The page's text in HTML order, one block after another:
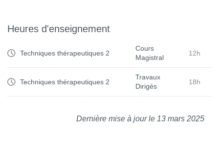
Heures d'enseignement
Techniques thérapeutiques 2
Cours
Magistral
12h
Techniques thérapeutiques 2
Travaux
Dirigés
18h
Dernière mise à jour le 13 mars 2025